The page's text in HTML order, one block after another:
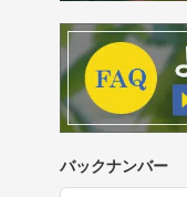
バックナンバー